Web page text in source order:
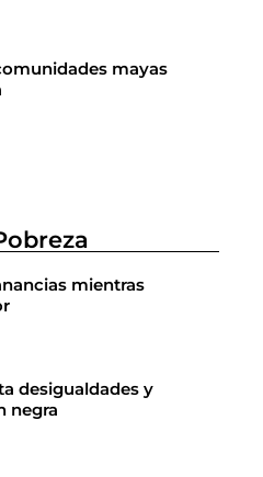
mayas
mientras
desigualdades y
negra